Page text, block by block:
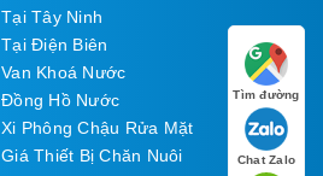
Tại Tây Ninh
Tại Điện Biên
Van Khoá Nước
Đồng Hồ Nước
Xi Phông Chậu Rửa Mặt
Giá Thiết Bị Chăn Nuôi
Tìm đường
Chat Zalo